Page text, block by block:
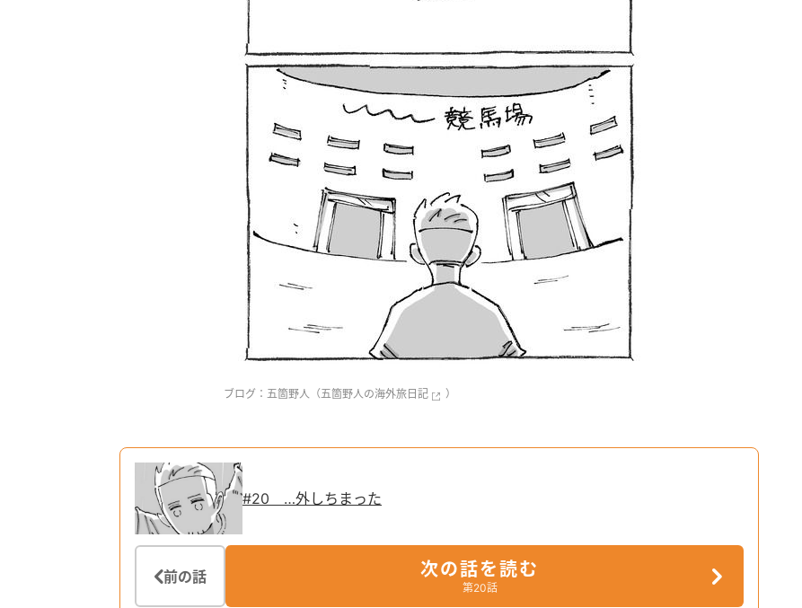
ブログ：五箇野人（五箇野人の海外旅日記 ）
#20 …外しちまった
前の話 次の話を読む
第20話